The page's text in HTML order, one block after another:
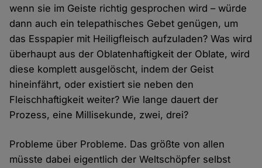
wenn sie im Geiste richtig gesprochen wird – würde
dann auch ein telepathisches Gebet genügen, um
das Esspapier mit Heiligfleisch aufzuladen? Was wird
überhaupt aus der Oblatenhaftigkeit der Oblate, wird
diese komplett ausgelöscht, indem der Geist
hineinfährt, oder existiert sie neben den
Fleischhaftigkeit weiter? Wie lange dauert der
Prozess, eine Millisekunde, zwei, drei?
Probleme über Probleme. Das größte von allen
müsste dabei eigentlich der Weltschöpfer selbst